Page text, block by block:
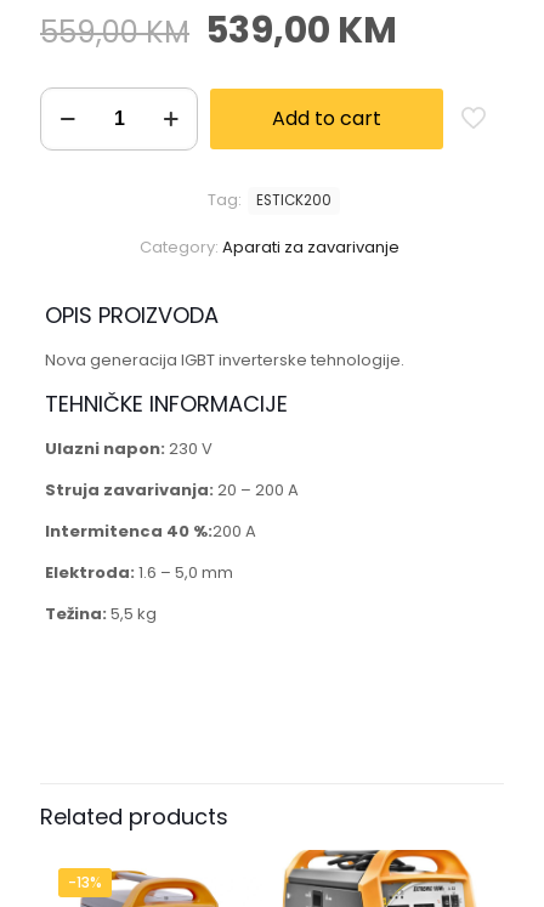
559,00KM 539,00 KM
Add to cart
Category: Aparati za zavarivanje
Tag: ESTICK200
OPIS PROIZVODA
Nova generacija IGBT inverterske tehnologije.
TEHNIČKE INFORMACIJE
Ulazni napon: 230 V
Struja zavarivanja: 20 – 200 A
Intermitenca 40 %:200 A
Elektroda: 1.6 – 5,0 mm
Težina: 5,5 kg
Related products
-13%